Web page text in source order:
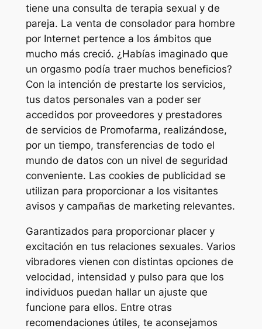
tiene una consulta de terapia sexual y de
pareja. La venta de consolador para hombre
por Internet pertence a los ámbitos que
mucho más creció. ¿Habías imaginado que
un orgasmo podía traer muchos beneficios?
Con la intención de prestarte los servicios,
tus datos personales van a poder ser
accedidos por proveedores y prestadores
de servicios de Promofarma, realizándose,
por un tiempo, transferencias de todo el
mundo de datos con un nivel de seguridad
conveniente. Las cookies de publicidad se
utilizan para proporcionar a los visitantes
avisos y campañas de marketing relevantes.
Garantizados para proporcionar placer y
excitación en tus relaciones sexuales. Varios
vibradores vienen con distintas opciones de
velocidad, intensidad y pulso para que los
individuos puedan hallar un ajuste que
funcione para ellos. Entre otras
recomendaciones útiles, te aconsejamos